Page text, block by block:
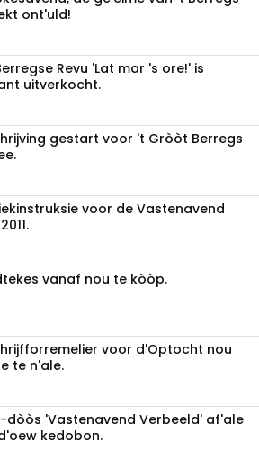
ont'uld!
Revu 'Lat mar 's ore!' is
uitverkocht.
gestart voor 't Gròòt Berregs
voor de Vastenavend
vanaf nou te kòòp.
voor d'Optocht nou
te n'ale.
dòòs 'Vastenavend Verbeeld' af'ale
kedobon.